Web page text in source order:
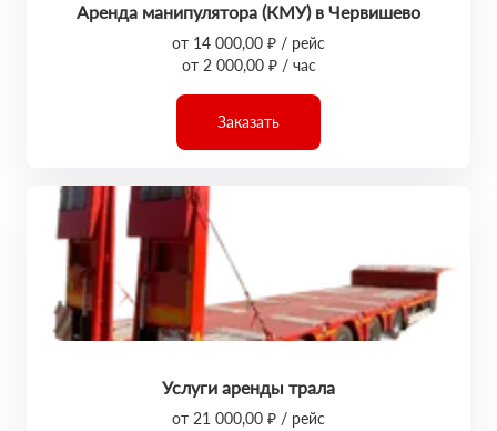
Аренда манипулятора (КМУ) в Червишево
от 14 000,00 ₽ / рейс
от 2 000,00 ₽ / час
Заказать
Услуги аренды трала
от 21 000,00 ₽ / рейс